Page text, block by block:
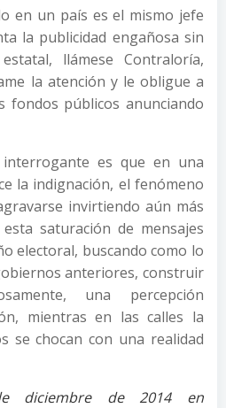
en un país es el mismo jefe
la publicidad engañosa sin
llámese Contraloría,
la atención y le obligue a
fondos públicos anunciando
es que en una
la indignación, el fenómeno
invirtiendo aún más
saturación de mensajes
electoral, buscando como lo
anteriores, construir
una percepción
mientras en las calles la
se chocan con una realidad
diciembre de 2014 en